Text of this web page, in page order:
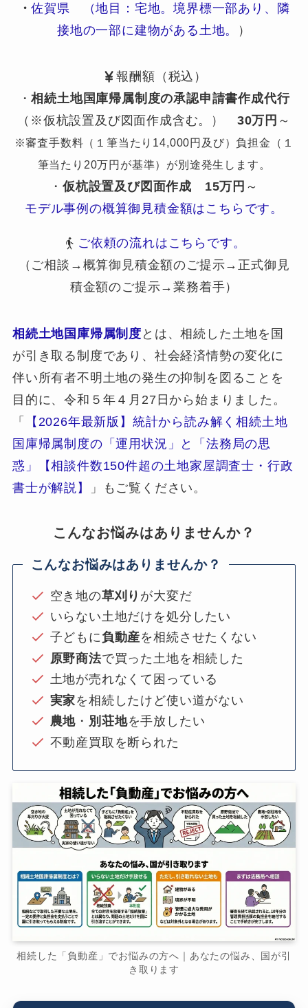
・佐賀県 （地目：宅地。境界標一部あり、隣
接地の一部に建物がある土地。
）
報酬額（税込）
・相続土地国庫帰属制度の承認申請書作成代行
（※仮杭設置及び図面作成含む。） 30万円 ～
※審査手数料（１筆当たり14,000円及び）負担金（１
筆当たり20万円が基準）が別途発生します。
・ 仮杭設置及び図面作成 15万円 ～
モデル事例の概算御見積金額はこちらです。
ご依頼の流れはこちらです。
（ご相談→概算御見積金額のご提示→正式御見
積金額のご提示→業務着手）
相続土地国庫帰属制度 とは、相続した土地を国
が引き取る制度であり、社会経済情勢の変化に
伴い所有者不明土地の発生の抑制を図ることを
目的に、令和５年４月27日から始まりました。
「
【2026年最新版】統計から読み解く相続土地
国庫帰属制度の「運用状況」と「法務局の思
惑」【相談件数150件超の土地家屋調査士・行政
書士が解説】
」もご覧ください。
こんなお悩みはありませんか？
こんなお悩みはありませんか？
空き地の草刈り が大変だ
いらない土地だけを処分したい
子どもに負動産を相続させたくない
原野商法で買った土地を相続した
土地が売れなくて困っている
実家を相続したけど使い道がない
農地 ・ 別荘地を手放したい
不動産買取を断られた
相続した「負動産」でお悩みの方へ｜あなたの悩み、国が引
き取ります